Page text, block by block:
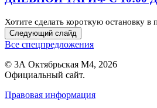
Хотите сделать короткую остановку в
Следующий слайд
Все спецпредложения
© 3А Октябрьская М4, 2026
Официальный сайт.
Правовая информация